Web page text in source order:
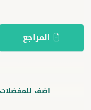
المراجع
اضف للمفضلات